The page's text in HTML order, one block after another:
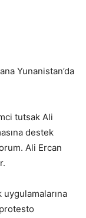
Yunanistan’da
tutsak Ali
destek
Ali Ercan
protesto